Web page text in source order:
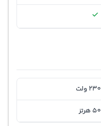
230 ولت
50 هرتز